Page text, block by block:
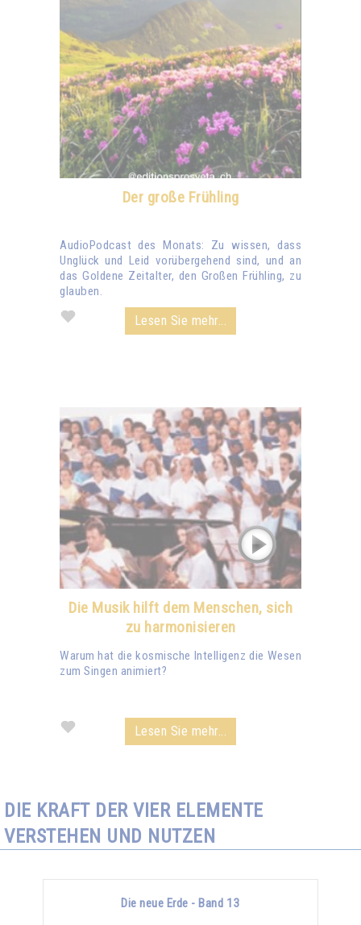
Der große Frühling
AudioPodcast des Monats: Zu wissen, dass
Unglück und Leid vorübergehend sind, und an
das Goldene Zeitalter, den Großen Frühling, zu
glauben.
Lesen Sie mehr...
Die Musik hilft dem Menschen, sich
zu harmonisieren
Warum hat die kosmische Intelligenz die Wesen
zum Singen animiert?
Lesen Sie mehr...
DIE KRAFT DER VIER ELEMENTE
VERSTEHEN UND NUTZEN
Die neue Erde - Band 13